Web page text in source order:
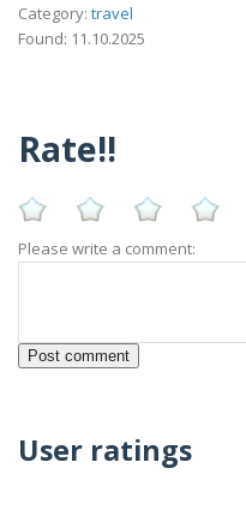
Category: travel
Found: 11.10.2025
Rate!!
Please write a comment:
User ratings